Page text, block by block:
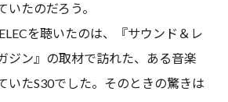
いたのだろう。
を聴いたのは、『サウンド＆レ
ジン』の取材で訪れた、ある音楽
いたS30でした。そのときの驚きは